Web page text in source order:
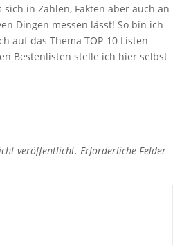
sich in Zahlen, Fakten aber auch an
Dingen messen lässt! So bin ich
auf das Thema TOP-10 Listen
Bestenlisten stelle ich hier selbst
veröffentlicht. Erforderliche Felder